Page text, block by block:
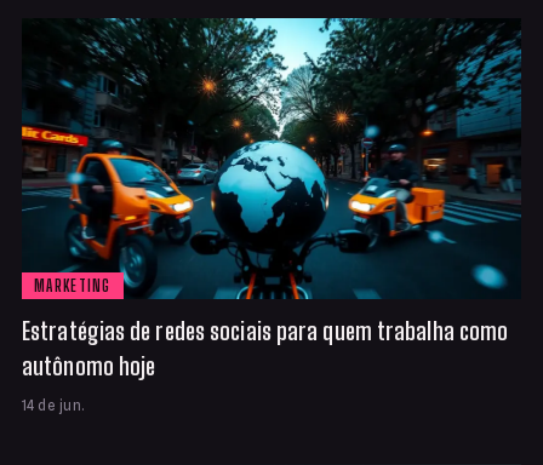
MARKETING
Estratégias de redes sociais para quem trabalha como
autônomo hoje
14 de jun.